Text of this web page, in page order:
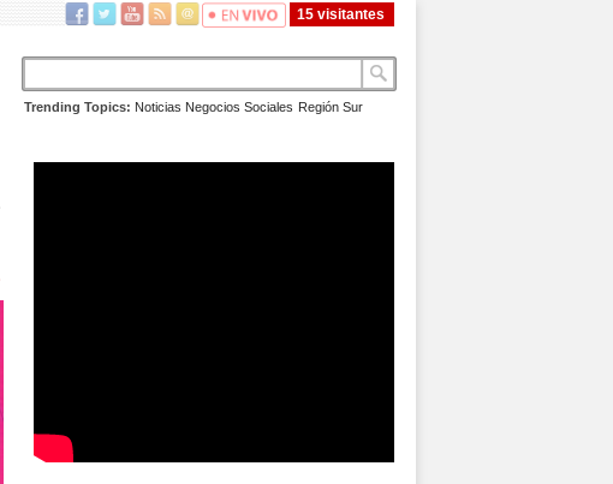
15 visitantes
Trending Topics: Noticias Negocios Sociales Región Sur